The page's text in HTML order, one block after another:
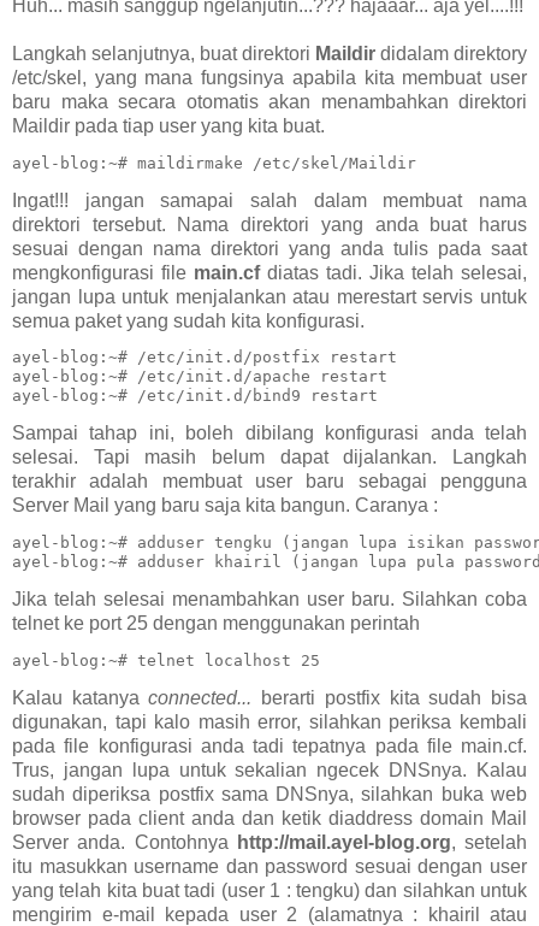
Huh... masih sanggup ngelanjutin...??? hajaaar... aja yel....!!!
Langkah selanjutnya, buat direktori Maildir didalam direktory
/etc/skel, yang mana fungsinya apabila kita membuat user
baru maka secara otomatis akan menambahkan direktori
Maildir pada tiap user yang kita buat.
ayel-blog:~# maildirmake /etc/skel/Maildir
Ingat!!! jangan samapai salah dalam membuat nama
direktori tersebut. Nama direktori yang anda buat harus
sesuai dengan nama direktori yang anda tulis pada saat
mengkonfigurasi file main.cfdiatas tadi. Jika telah selesai,
jangan lupa untuk menjalankan atau merestart servis untuk
semua paket yang sudah kita konfigurasi.
ayel-blog:~# /etc/init.d/postfix restart
ayel-blog:~# /etc/init.d/apache restart
ayel-blog:~# /etc/init.d/bind9 restart
Sampai tahap ini, boleh dibilang konfigurasi anda telah
selesai. Tapi masih belum dapat dijalankan. Langkah
terakhir adalah membuat user baru sebagai pengguna
Server Mail yang baru saja kita bangun. Caranya :
ayel-blog:~# adduser tengku (jangan lupa isikan
ayel-blog:~# adduser khairil (jangan lupa pula
Jika telah selesai menambahkan user baru. Silahkan coba
telnet ke port 25 dengan menggunakan perintah
ayel-blog:~# telnet localhost 25
Kalau katanyaconnected... berarti postfix kita sudah bisa
digunakan, tapi kalo masih error, silahkan periksa kembali
pada file konfigurasi anda tadi tepatnya pada file main.cf.
Trus, jangan lupa untuk sekalian ngecek DNSnya. Kalau
sudah diperiksa postfix sama DNSnya, silahkan buka web
browser pada client anda dan ketik diaddress domain Mail
Server anda. Contohnya
http://mail.ayel-blog.org, setelah
itu masukkan username dan password sesuai dengan user
yang telah kita buat tadi (user 1 : tengku) dan silahkan untuk
mengirim e-mail kepada user 2 (alamatnya : khairil atau